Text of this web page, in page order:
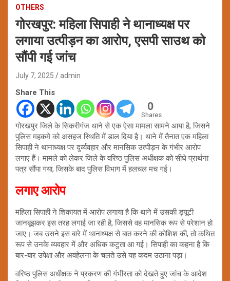
OTHERS
गोरखपुर: महिला सिपाही ने थानाध्यक्ष पर
लगाया उत्पीड़न का आरोप, एसपी साउथ को
सौंपी गई जांच
July 7, 2025 admin
Share This
0
Shares
गोरखपुर जिले के सिकरीगंज थाने से एक ऐसा मामला सामने आया है, जिसने
पुलिस महकमे को असहज स्थिति में डाल दिया है। थाने में तैनात एक महिला
सिपाही ने थानाध्यक्ष पर दुर्व्यवहार और मानसिक उत्पीड़न के गंभीर आरोप
लगाए हैं। मामले को लेकर जिले के वरिष्ठ पुलिस अधीक्षक को सीधे प्रार्थना
पत्र सौंपा गया, जिसके बाद पुलिस विभाग में हलचल मच गई।
लगाए आरोप
महिला सिपाही ने शिकायत में आरोप लगाया है कि थाने में उसकी ड्यूटी
जानबूझकर इस तरह लगाई जा रही है, जिससे वह मानसिक रूप से परेशान हो
जाए। जब उसने इस बारे में थानाध्यक्ष से बात करने की कोशिश की, तो कथित
रूप से उनके व्यवहार में और अधिक कटुता आ गई। सिपाही का कहना है कि
बार-बार उपेक्षा और अवहेलना के चलते उसे यह कदम उठाना पड़ा।
वरिष्ठ पुलिस अधीक्षक ने प्रकरण की गंभीरता को देखते हुए जांच के आदेश